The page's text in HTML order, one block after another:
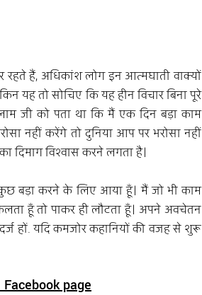
हैं, अधिकांश लोग इन आत्मघाती वाक्यों
यह तो सोचिए कि यह हीन विचार बिना पूरे
जी को पता था कि मैं एक दिन बड़ा काम
नहीं करेंगे तो दुनिया आप पर भरोसा नहीं
दिमाग विश्वास करने लगता है।
बड़ा करने के लिए आया हूँ। मैं जो भी काम
हूँ तो पाकर ही लौटता हूँ। अपने अवचेतन
हों. यदि कमजोर कहानियों की वजह से शुरू
page